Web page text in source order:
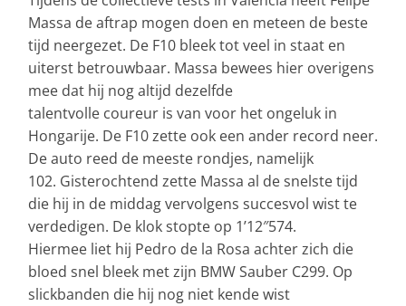
Massa de aftrap mogen doen en meteen de beste
tijd neergezet. De F10 bleek tot veel in staat en
uiterst betrouwbaar. Massa bewees hier overigens
mee dat hij nog altijd dezelfde
talentvolle coureur is van voor het ongeluk in
Hongarije. De F10 zette ook een ander record neer.
De auto reed de meeste rondjes, namelijk
102. Gisterochtend zette Massa al de snelste tijd
die hij in de middag vervolgens succesvol wist te
verdedigen. De klok stopte op 1’12″574.
Hiermee liet hij Pedro de la Rosa achter zich die
bloed snel bleek met zijn BMW Sauber C299. Op
slickbanden die hij nog niet kende wist